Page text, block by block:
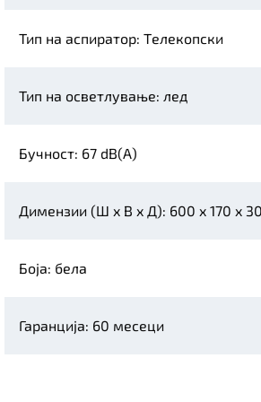
Тип на аспиратор: Tелекопски
Тип на осветлување: лед
Бучност: 67 dB(A)
Димензии (Ш x В x Д): 600 x 170 x
Боја: бела
Гаранција: 60 месеци